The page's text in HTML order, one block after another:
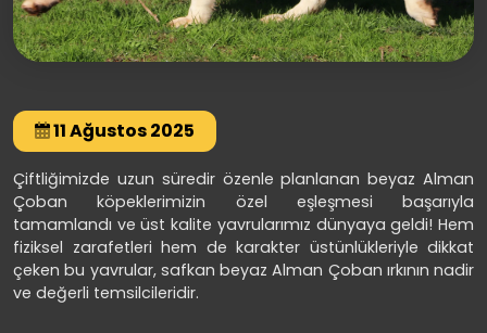
11 Ağustos 2025
Çiftliğimizde uzun süredir özenle planlanan beyaz Alman
Çoban köpeklerimizin özel eşleşmesi başarıyla
tamamlandı ve üst kalite yavrularımız dünyaya geldi! Hem
fiziksel zarafetleri hem de karakter üstünlükleriyle dikkat
çeken bu yavrular, safkan beyaz Alman Çoban ırkının nadir
ve değerli temsilcileridir.